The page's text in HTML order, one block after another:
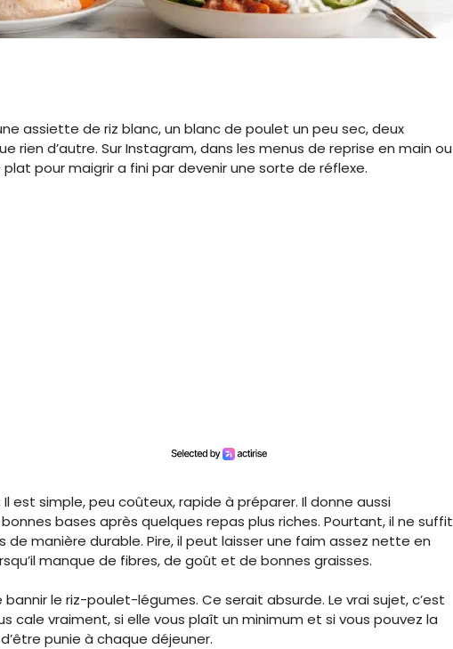
assiette de riz blanc, un blanc de poulet un peu sec, deux
rien d’autre. Sur Instagram, dans les menus de reprise en main ou
plat pour maigrir a fini par devenir une sorte de réflexe.
est simple, peu coûteux, rapide à préparer. Il donne aussi
bases après quelques repas plus riches. Pourtant, il ne suffit
de manière durable. Pire, il peut laisser une faim assez nette en
manque de fibres, de goût et de bonnes graisses.
le riz-poulet-légumes. Ce serait absurde. Le vrai sujet, c’est
cale vraiment, si elle vous plaît un minimum et si vous pouvez la
punie à chaque déjeuner.